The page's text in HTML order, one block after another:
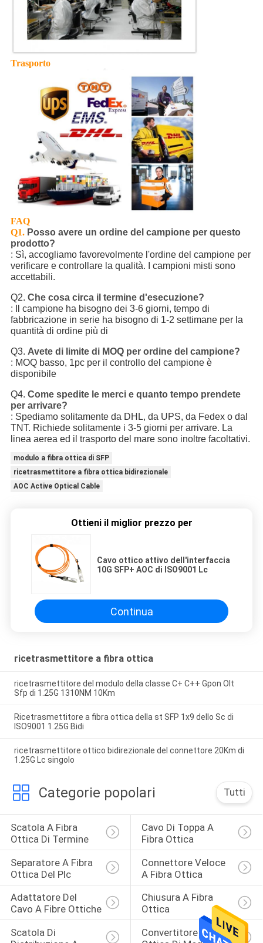
Trasporto
FAQ
Q1. Posso avere un ordine del campione per questo
prodotto?
: Sì, accogliamo favorevolmente l'ordine del campione per
verificare e controllare la qualità. I campioni misti sono
accettabili.
Q2. Che cosa circa il termine d'esecuzione?
: Il campione ha bisogno dei 3-6 giorni, tempo di
fabbricazione in serie ha bisogno di 1-2 settimane per la
quantità di ordine più di
Q3. Avete di limite di MOQ per ordine del campione?
: MOQ basso, 1pc per il controllo del campione è
disponibile
Q4. Come spedite le merci e quanto tempo prendete
per arrivare?
: Spediamo solitamente da DHL, da UPS, da Fedex o dal
TNT. Richiede solitamente i 3-5 giorni per arrivare. La
linea aerea ed il trasporto del mare sono inoltre facoltativi.
modulo a fibra ottica di SFP
ricetrasmettitore a fibra ottica bidirezionale
AOC Active Optical Cable
Ottieni il miglior prezzo per
Cavo ottico attivo dell'interfaccia
10G SFP+ AOC di ISO9001 Lc
Continua
ricetrasmettitore a fibra ottica
ricetrasmettitore del modulo della classe C+ C++ Gpon Olt
Sfp di 1.25G 1310NM 10Km
Ricetrasmettitore a fibra ottica della st SFP 1x9 dello Sc di
ISO9001 1.25G Bidi
ricetrasmettitore ottico bidirezionale del connettore 20Km di
1.25G Lc singolo
Categorie popolari Tutti
Scatola A Fibra
Ottica Di Termine
Cavo Di Toppa A
Fibra Ottica
Separatore A Fibra
Ottica Del Plc
Connettore Veloce
A Fibra Ottica
Adattatore Del
Cavo A Fibre Ottiche
Chiusura A Fibra
Ottica
Scatola Di
Convertitore A Fibra